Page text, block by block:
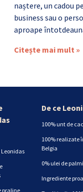
naștere, un cadou
business sau o
aproape
Citește mai mult »
praline
De ce
100% unt de
100% realizate
Belgia
0% ulei de
Ingrediente